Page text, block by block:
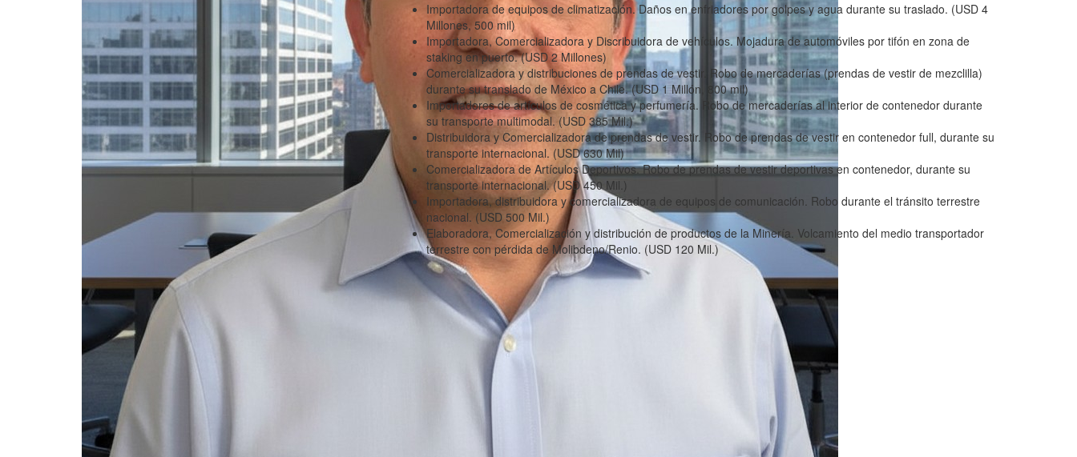
Importadora de equipos de climatización. Daños en enfriadores por golpes y agua durante su traslado. (USD 4
Millones, 500 mil)
Importadora, Comercializadora y Discribuidora de vehículos. Mojadura de automóviles por tifón en zona de
staking en puerto. (USD 2 Millones)
Comercializadora y distribuciones de prendas de vestir. Robo de mercaderías (prendas de vestir de mezclilla)
durante su translado de México a Chile. (USD 1 Millón, 800 mil)
Importadores de artículos de cosmética y perfumería. Robo de mercaderías al interior de contenedor durante
su transporte multimodal. (USD 385 Mil.)
Distribuidora y Comercializadora de prendas de vestir. Robo de prendas de vestir en contenedor full, durante su
transporte internacional. (USD 630 Mil)
Comercializadora de Artículos Deportivos. Robo de prendas de vestir deportivas en contenedor, durante su
transporte internacional. (USD 450 Mil.)
Importadora, distribuidora y comercializadora de equipos de comunicación. Robo durante el tránsito terrestre
nacional. (USD 500 Mil.)
Elaboradora, Comercialización y distribución de productos de la Minería. Volcamiento del medio transportador
terrestre con pérdida de Molibdeno/Renio. (USD 120 Mil.)